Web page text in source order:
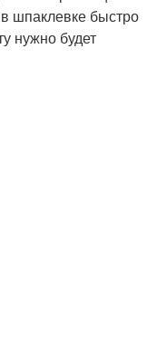
шпаклевке быстро
нужно будет